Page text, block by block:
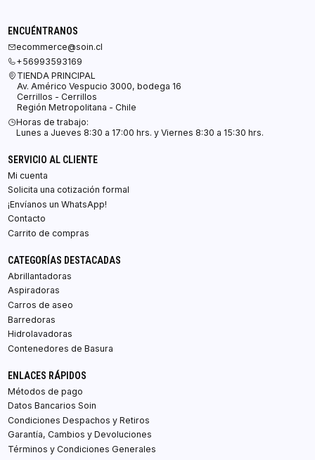
ENCUÉNTRANOS
ecommerce@soin.cl
+56993593169
TIENDA PRINCIPAL
Av. Américo Vespucio 3000, bodega 16
Cerrillos - Cerrillos
Región Metropolitana - Chile
Horas de trabajo:
Lunes a Jueves 8:30 a 17:00 hrs. y Viernes 8:30 a 15:30 hrs.
SERVICIO AL CLIENTE
Mi cuenta
Solicita una cotización formal
¡Envíanos un WhatsApp!
Contacto
Carrito de compras
CATEGORÍAS DESTACADAS
Abrillantadoras
Aspiradoras
Carros de aseo
Barredoras
Hidrolavadoras
Contenedores de Basura
ENLACES RÁPIDOS
Métodos de pago
Datos Bancarios Soin
Condiciones Despachos y Retiros
Garantía, Cambios y Devoluciones
Términos y Condiciones Generales